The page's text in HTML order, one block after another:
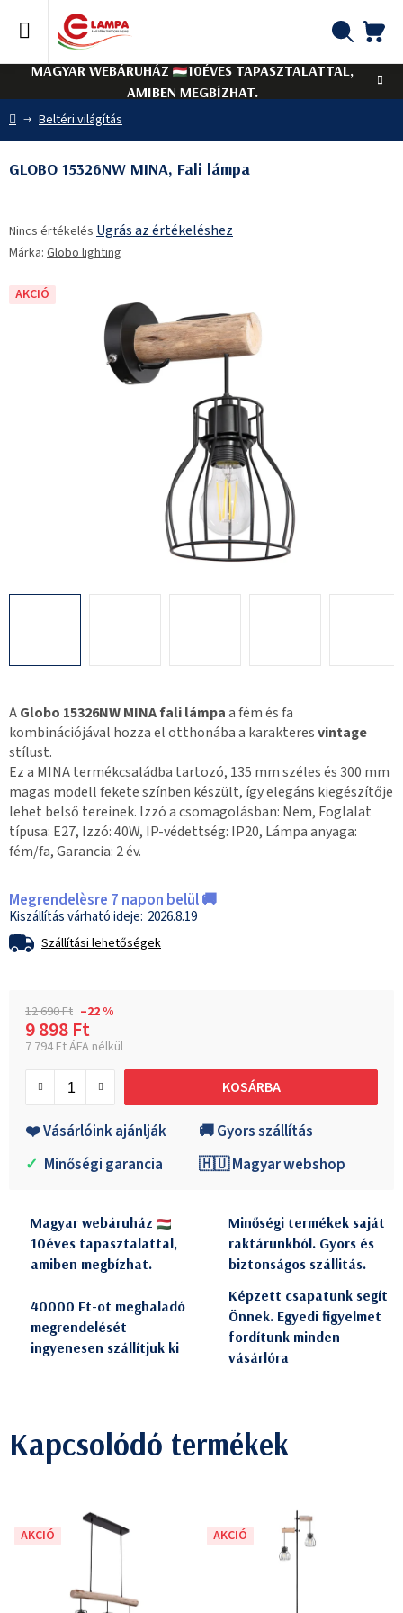
tartalomhoz
MAGYAR WEBÁRUHÁZ
10ÉVES TAPASZTALATTAL,
AMIBEN MEGBÍZHAT.
Kezdőlap
Beltéri világítás
AGlobo 15326NW MINA fali lámpaa fém és fa
kombinációjával hozza el otthonába a karakteresvintage
stílust.
Ez a MINA termékcsaládba tartozó, 135 mm széles és 300 mm
magas modell fekete színben készült, így elegáns kiegészítője
lehet belső tereinek. Izzó a csomagolásban: Nem, Foglalat
típusa: E27, Izzó: 40W, IP-védettség: IP20, Lámpa anyaga:
fém/fa, Garancia: 2 év.
Megrendelèsre 7 napon belül 🚚
2026.8.19
Szállítási lehetőségek
12 690 Ft –22 %
9 898 Ft
7 794 Ft ÁFA nélkül
KOSÁRBA
❤️ Vásárlóink ajánlják
🚚 Gyors szállítás
✓ Minőségi garancia 🇭🇺 Magyar webshop
GLOBO 15326NW MINA, Fali lámpa
termék
átlagos
5-
Nincs értékelés Ugrás az értékeléshez
Márka: Globo lighting
AKCIÓ
Magyar webáruház
10éves tapasztalattal,
amiben megbízhat.
Minőségi termékek saját
raktárunkból. Gyors és
biztonságos szállitás.
40000 Ft-ot meghaladó
megrendelését
ingyenesen szállítjuk ki
Képzett csapatunk segít
Önnek. Egyedi figyelmet
fordítunk minden
vásárlóra
Kapcsolódó termékek
AKCIÓ AKCIÓ